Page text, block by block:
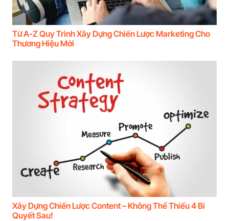
Từ A-Z Quy Trình Xây Dựng Chiến Lược Marketing Cho
Thương Hiệu Mới
Xây Dựng Chiến Lược Content – Không Thể Thiếu 4 Bí
Quyết Sau!